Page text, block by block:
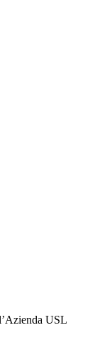
USL